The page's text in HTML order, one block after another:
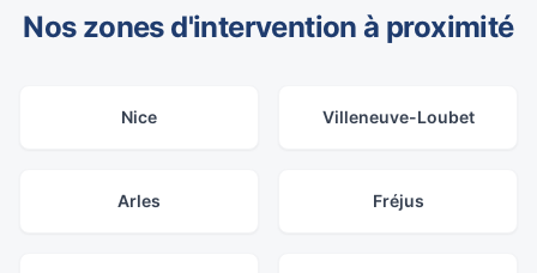
Nos zones d'intervention à proximité
Nice Villeneuve-Loubet
Arles Fréjus